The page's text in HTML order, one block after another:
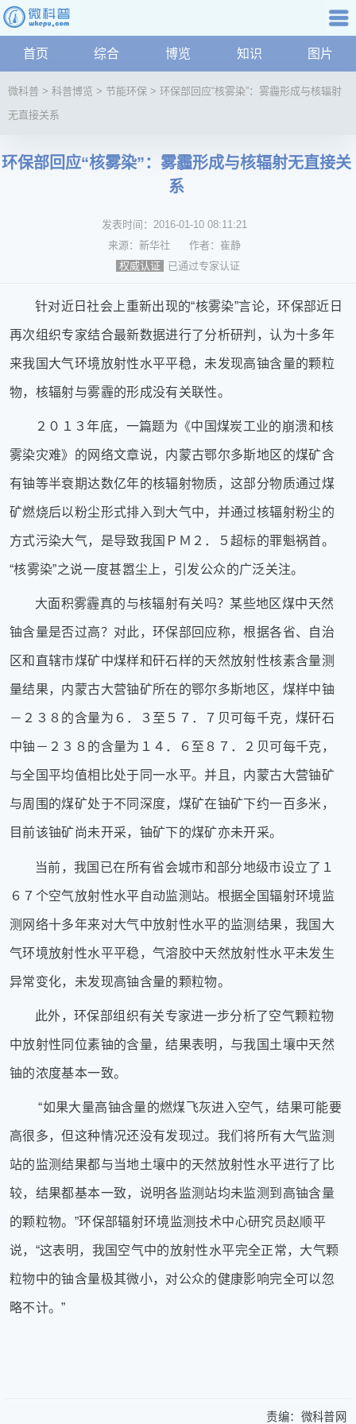
科普知识 航
首页 综合 博览 知识 图片
普
讯
文
健
康
术
人
生
活
奇
趣
答
滚
动
多
﹥
微科普 > 科普博览 > 节能环保 > 环保部回应“核雾染”：雾霾形成与核辐射
无直接关系
环保部回应“核雾染”：雾霾形成与核辐射无直接关
系
发表时间： 2016-01-10 08:11:21
来源： 新华社 作者： 崔静
权威认证
已通过专家认证
针对近日社会上重新出现的“核雾染”言论，环保部近日
再次组织专家结合最新数据进行了分析研判，认为十多年
来我国大气环境放射性水平平稳，未发现高铀含量的颗粒
物，核辐射与雾霾的形成没有关联性。
２０１３年底，一篇题为《中国煤炭工业的崩溃和核
雾染灾难》的网络文章说，内蒙古鄂尔多斯地区的煤矿含
有铀等半衰期达数亿年的核辐射物质，这部分物质通过煤
矿燃烧后以粉尘形式排入到大气中，并通过核辐射粉尘的
方式污染大气，是导致我国ＰＭ２．５超标的罪魁祸首。
“核雾染”之说一度甚嚣尘上，引发公众的广泛关注。
大面积雾霾真的与核辐射有关吗？某些地区煤中天然
铀含量是否过高？对此，环保部回应称，根据各省、自治
区和直辖市煤矿中煤样和矸石样的天然放射性核素含量测
量结果，内蒙古大营铀矿所在的鄂尔多斯地区，煤样中铀
－２３８的含量为６．３至５７．７贝可每千克，煤矸石
中铀－２３８的含量为１４．６至８７．２贝可每千克，
与全国平均值相比处于同一水平。并且，内蒙古大营铀矿
与周围的煤矿处于不同深度，煤矿在铀矿下约一百多米，
目前该铀矿尚未开采，铀矿下的煤矿亦未开采。
当前，我国已在所有省会城市和部分地级市设立了１
６７个空气放射性水平自动监测站。根据全国辐射环境监
测网络十多年来对大气中放射性水平的监测结果，我国大
气环境放射性水平平稳，气溶胶中天然放射性水平未发生
异常变化，未发现高铀含量的颗粒物。
此外，环保部组织有关专家进一步分析了空气颗粒物
中放射性同位素铀的含量，结果表明，与我国土壤中天然
铀的浓度基本一致。
“如果大量高铀含量的燃煤飞灰进入空气，结果可能要
高很多，但这种情况还没有发现过。我们将所有大气监测
站的监测结果都与当地土壤中的天然放射性水平进行了比
较，结果都基本一致，说明各监测站均未监测到高铀含量
的颗粒物。 ”环保部辐射环境监测技术中心研究员赵顺平
说， “这表明，我国空气中的放射性水平完全正常，大气颗
粒物中的铀含量极其微小，对公众的健康影响完全可以忽
略不计。”
责编： 微科普网